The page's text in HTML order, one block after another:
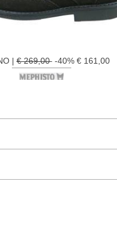
|€ 269,00-40% € 161,00